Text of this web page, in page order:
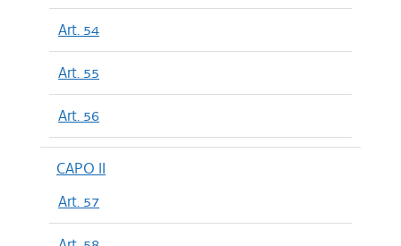
Art. 54
Art. 55
Art. 56
CAPO II
Art. 57